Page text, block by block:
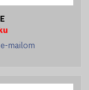
mailom